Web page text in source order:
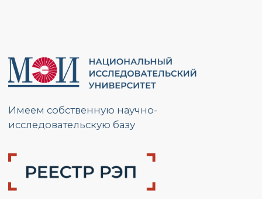
Будем на связи!